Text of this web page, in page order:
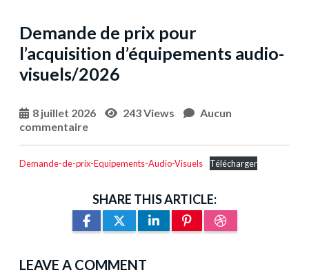
Demande de prix pour
l’acquisition d’équipements audio-
visuels/2026
8 juillet 2026 243 Views
Aucun
commentaire
Demande-de-prix-Equipements-Audio-Visuels Télécharger
SHARE THIS ARTICLE:
LEAVE A COMMENT